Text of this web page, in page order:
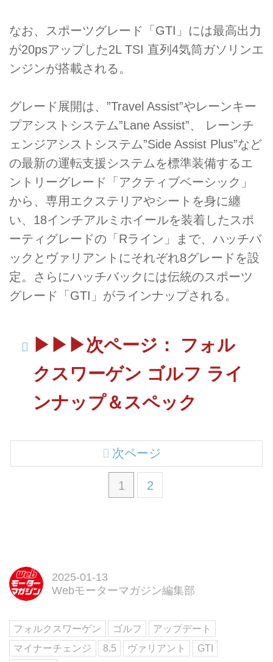
なお、スポーツグレード「GTI」には最高出力
が20psアップした2L TSI 直列4気筒ガソリンエ
ンジンが搭載される。
グレード展開は、”Travel Assist”やレーンキー
プアシストシステム”Lane Assist”、 レーンチ
ェンジアシストシステム”Side Assist Plus”など
の最新の運転支援システムを標準装備するエ
ントリーグレード「アクティブベーシック」
から、専用エクステリアやシートを身に纏
い、18インチアルミホイールを装着したスポ
ーティグレードの「Rライン」まで、ハッチバ
ックとヴァリアントにそれぞれ8グレードを設
定。さらにハッチバックには伝統のスポーツ
グレード「GTI」がラインナップされる。
▶▶▶次ページ： フォル
クスワーゲン ゴルフ ライ
ンナップ＆スペック
1 2
次ページ
2025-01-13
Webモーターマガジン編集部
フォルクスワーゲン ゴルフ
アップデート
マイナーチェンジ
8.5 ヴァリアント GTI